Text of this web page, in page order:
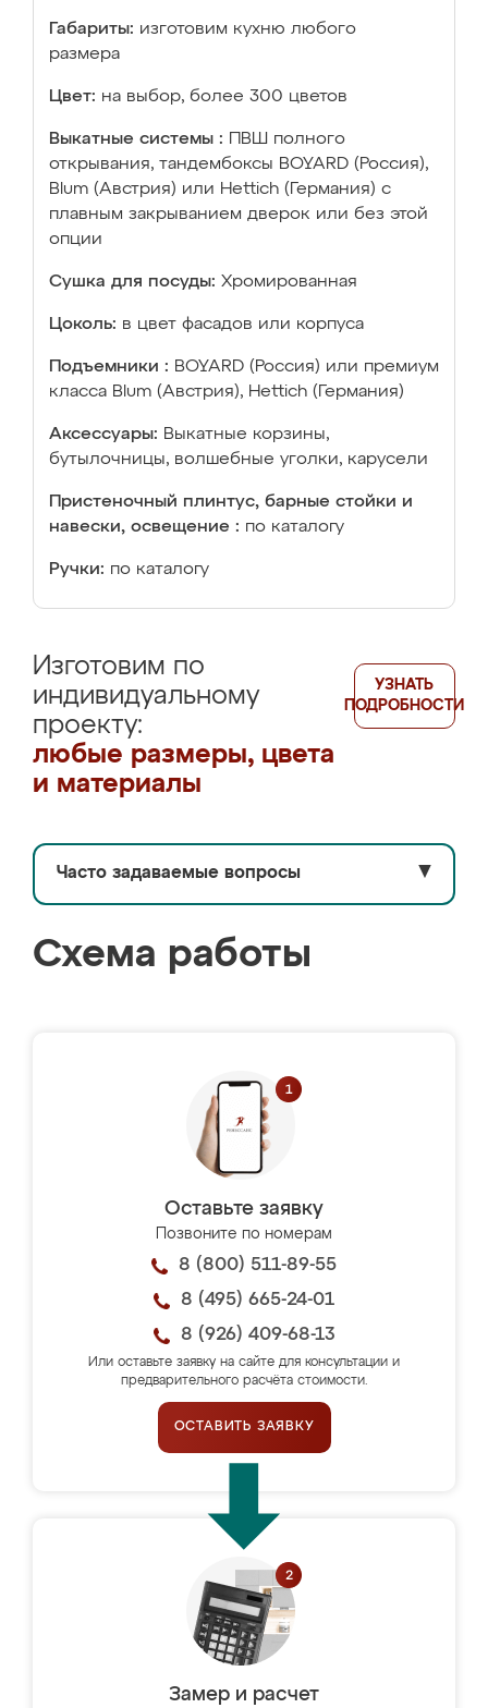
Габариты: изготовим кухню любого
размера
Цвет: на выбор, более 300 цветов
Выкатные системы :
ПВШ полного
открывания, тандембоксы BOYARD (Россия),
Blum (Австрия) или Hettich (Германия) с
плавным закрыванием дверок или без этой
опции
Сушка для посуды: Хромированная
Цоколь: в цвет фасадов или корпуса
Подъемники : BOYARD (Россия) или премиум
класса Blum (Австрия), Hettich (Германия)
Аксессуары: Выкатные корзины,
бутылочницы, волшебные уголки, карусели
Пристеночный плинтус, барные стойки и
навески, освещение : по каталогу
Ручки: по каталогу
Изготовим по
индивидуальному
проекту:
любые размеры, цвета
и материалы
УЗНАТЬ
ПОДРОБНОСТИ
Часто задаваемые вопросы ▼
Схема работы
Оставьте заявку
Позвоните по номерам
8 (800) 511-89-55
8 (495) 665-24-01
8 (926) 409-68-13
Или оставьте заявку на сайте для консультации и
предварительного расчёта стоимости.
ОСТАВИТЬ ЗАЯВКУ
Замер и расчет